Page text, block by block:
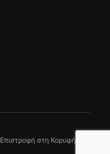
Επιστροφή στη Κορυφή